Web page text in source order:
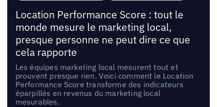
Location Performance Score : tout le
monde mesure le marketing local,
presque personne ne peut dire ce que
cela rapporte
Les équipes marketing local mesurent tout et
prouvent presque rien. Voici comment le Location
Performance Score transforme des indicateurs
éparpillés en revenus du marketing local
mesurables.